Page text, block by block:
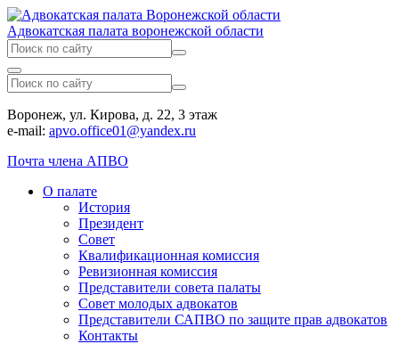
Адвокатская палата воронежской области
Воронеж, ул. Кирова, д. 22, 3 этаж
e-mail: apvo.office01@yandex.ru
Почта члена АПВО
О палате
История
Президент
Совет
Квалификационная комиссия
Ревизионная комиссия
Представители совета палаты
Совет молодых адвокатов
Представители САПВО по защите прав адвокатов
Контакты